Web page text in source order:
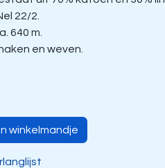
22/2.
640 m.
en weven.
winkelmandje